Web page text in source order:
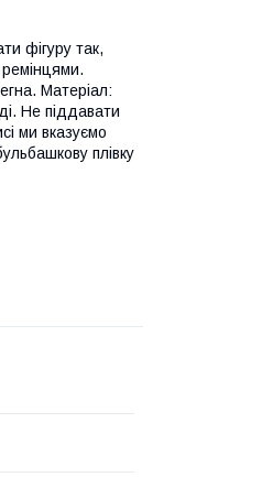
фігуру так,
ремінцями.
Матеріал:
Не піддавати
ми вказуємо
плівку